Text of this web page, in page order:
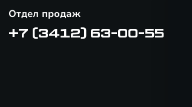
Отдел продаж
+7 (3412) 63-00-55